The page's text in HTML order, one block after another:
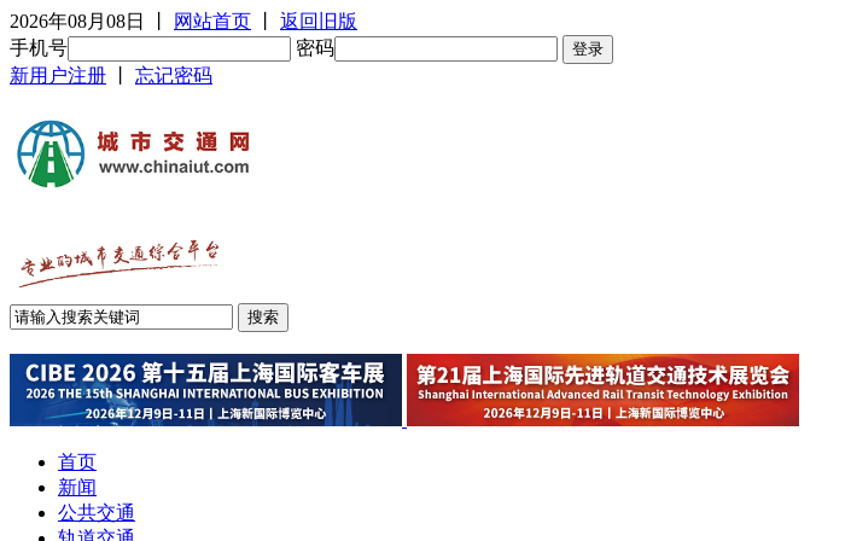
2026年08月08日 网站首页
返回旧版
手机号
密码
新用户注册
忘记密码
首页
新闻
公共交通